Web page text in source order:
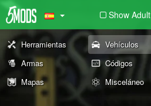
Show Adult
Herramientas Vehículos
Armas
Códigos
Mapas
Misceláneo